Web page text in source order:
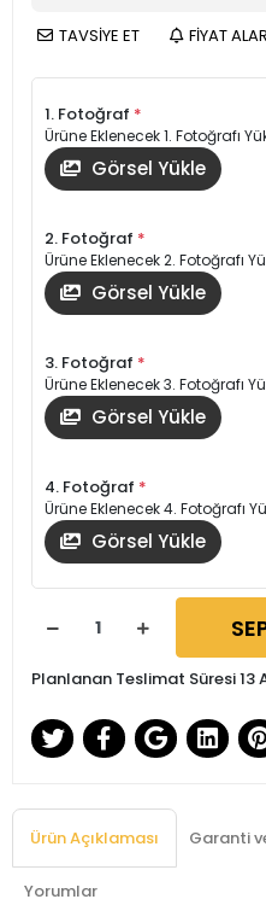
TAVSİYE ET FİYAT
1. Fotoğraf *
Ürüne Eklenecek 1. Fotoğrafı
Görsel Yükle
2. Fotoğraf *
Ürüne Eklenecek 2. Fotoğrafı
Görsel Yükle
3. Fotoğraf *
Ürüne Eklenecek 3. Fotoğrafı
Görsel Yükle
4. Fotoğraf *
Ürüne Eklenecek 4. Fotoğrafı
Görsel Yükle
Planlanan Teslimat Süresi 13
Ürün Açıklaması Garanti
Yorumlar